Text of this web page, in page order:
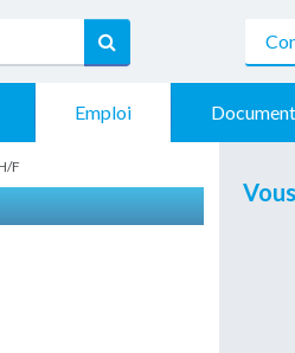
Emploi
F